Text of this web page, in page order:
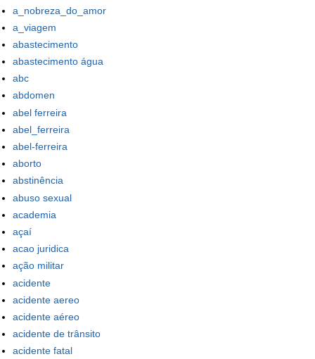
a_nobreza_do_amor
a_viagem
abastecimento
abastecimento água
abc
abdomen
abel ferreira
abel_ferreira
abel-ferreira
aborto
abstinência
abuso sexual
academia
açaí
acao juridica
ação militar
acidente
acidente aereo
acidente aéreo
acidente de trânsito
acidente fatal